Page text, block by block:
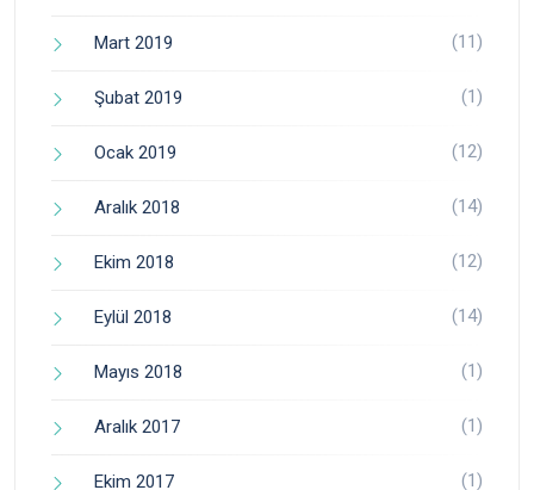
Mart 2019 (11)
Şubat 2019 (1)
Ocak 2019 (12)
Aralık 2018 (14)
Ekim 2018 (12)
Eylül 2018 (14)
Mayıs 2018 (1)
Aralık 2017 (1)
Ekim 2017 (1)